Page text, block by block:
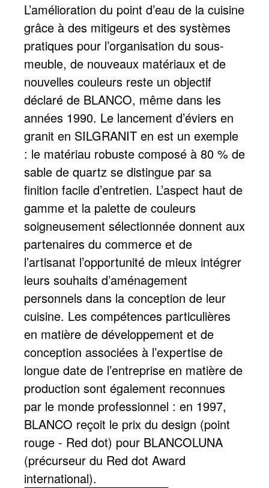
L’amélioration du point d’eau de la cuisine
grâce à des mitigeurs et des systèmes
pratiques pour l’organisation du sous-
meuble, de nouveaux matériaux et de
nouvelles couleurs reste un objectif
déclaré de BLANCO, même dans les
années 1990. Le lancement d’éviers en
granit en SILGRANIT en est un exemple
: le matériau robuste composé à 80 % de
sable de quartz se distingue par sa
finition facile d’entretien. L’aspect haut de
gamme et la palette de couleurs
soigneusement sélectionnée donnent aux
partenaires du commerce et de
l’artisanat l’opportunité de mieux intégrer
leurs souhaits d’aménagement
personnels dans la conception de leur
cuisine. Les compétences particulières
en matière de développement et de
conception associées à l’expertise de
longue date de l’entreprise en matière de
production sont également reconnues
par le monde professionnel : en 1997,
BLANCO reçoit le prix du design (point
rouge - Red dot) pour BLANCOLUNA
(précurseur du Red dot Award
international).